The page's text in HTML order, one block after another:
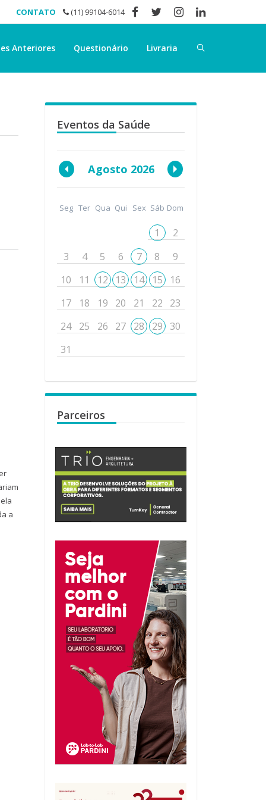
CONTATO (11) 99104-6014
Anteriores Questionário Livraria
a
Eventos da Saúde
Agosto 2026
Seg Ter Qua Qui Sex Sáb Dom
1
2
3
4 5 6 7 8
9
10
11 12 13 14 15
16
17
18 19 20 21 22
23
24
25 26 27 28 29
30
31
Parceiros